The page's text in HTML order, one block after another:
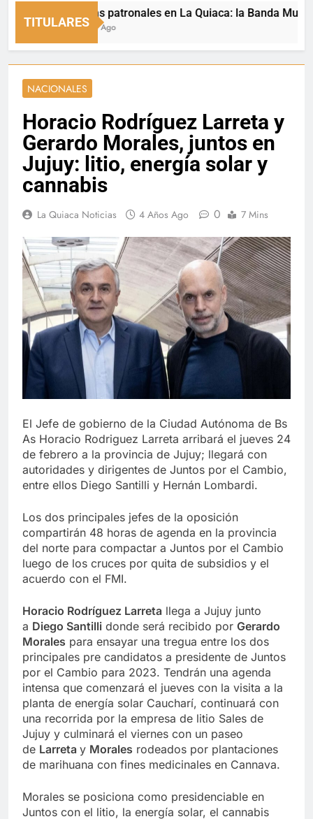
TITULARES
Fiestas patronales en La Quiaca: la Banda Municipal
6 Horas Ago
NACIONALES
Horacio Rodríguez Larreta y
Gerardo Morales, juntos en
Jujuy: litio, energía solar y
cannabis
La Quiaca Noticias 4 Años Ago 0 7 Mins
El Jefe de gobierno de la Ciudad Autónoma de Bs
As Horacio Rodriguez Larreta arribará el jueves 24
de febrero a la provincia de Jujuy; llegará con
autoridades y dirigentes de Juntos por el Cambio,
entre ellos Diego Santilli y Hernán Lombardi.
Los dos principales jefes de la oposición
compartirán 48 horas de agenda en la provincia
del norte para compactar a Juntos por el Cambio
luego de los cruces por quita de subsidios y el
acuerdo con el FMI.
Horacio Rodríguez Larreta llega a Jujuy junto
a Diego Santilli donde será recibido por Gerardo
Morales para ensayar una tregua entre los dos
principales pre candidatos a presidente de Juntos
por el Cambio para 2023. Tendrán una agenda
intensa que comenzará el jueves con la visita a la
planta de energía solar Caucharí, continuará con
una recorrida por la empresa de litio Sales de
Jujuy y culminará el viernes con un paseo
de Larreta y Morales rodeados por plantaciones
de marihuana con fines medicinales en Cannava.
Morales se posiciona como presidenciable en
Juntos con el litio, la energía solar, el cannabis